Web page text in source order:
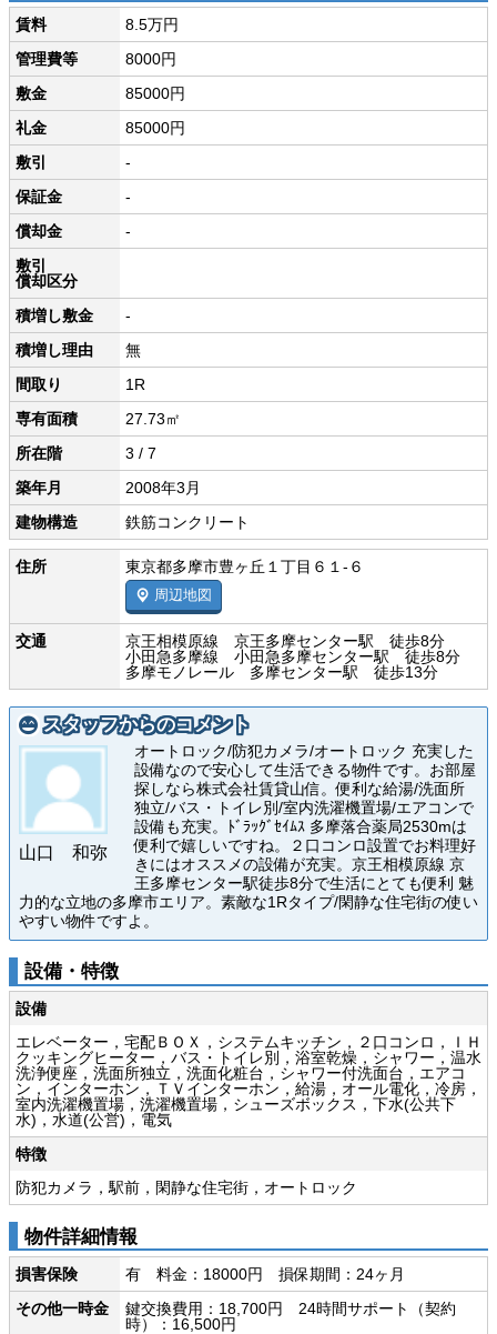
賃料
8.5万円
管理費等
8000円
敷金
85000円
礼金
85000円
敷引
-
保証金
-
償却金
-
敷引
償却区分
積増し敷金
-
積増し理由
無
間取り
1R
専有面積
27.73㎡
所在階
3 / 7
築年月
2008年3月
建物構造
鉄筋コンクリート
住所 東京都多摩市豊ヶ丘１丁目６１-６
周辺地図
交通
京王相模原線 京王多摩センター駅 徒歩8分
小田急多摩線 小田急多摩センター駅 徒歩8分
多摩モノレール 多摩センター駅 徒歩13分
スタッフからのコメント
山口 和弥
オートロック/防犯カメラ/オートロック 充実した
設備なので安心して生活できる物件です。お部屋
探しなら株式会社賃貸山信。便利な給湯/洗面所
独立/バス・トイレ別/室内洗濯機置場/エアコンで
設備も充実。ﾄﾞﾗｯｸﾞｾｲﾑｽ 多摩落合薬局2530mは
便利で嬉しいですね。２口コンロ設置でお料理好
きにはオススメの設備が充実。京王相模原線 京
王多摩センター駅徒歩8分で生活にとても便利 魅
力的な立地の多摩市エリア。素敵な1Rタイプ/閑静な住宅街の使い
やすい物件ですよ。
設備・特徴
設備
エレベーター，宅配ＢＯＸ，システムキッチン，２口コンロ，ＩＨ
クッキングヒーター，バス・トイレ別，浴室乾燥，シャワー，温水
洗浄便座，洗面所独立，洗面化粧台，シャワー付洗面台，エアコ
ン，インターホン，ＴＶインターホン，給湯，オール電化，冷房，
室内洗濯機置場，洗濯機置場，シューズボックス，下水(公共下
水)，水道(公営)，電気
特徴
防犯カメラ，駅前，閑静な住宅街，オートロック
物件詳細情報
損害保険
有 料金：18000円 損保期間：24ヶ月
その他一時金
鍵交換費用：18,700円 24時間サポート（契約
時）：16,500円